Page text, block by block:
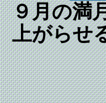
９月の満
上がらせ